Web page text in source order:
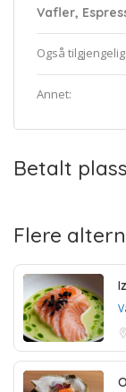
Vafler,
Også tilgjengelig:
Annet:
Betalt
Flere